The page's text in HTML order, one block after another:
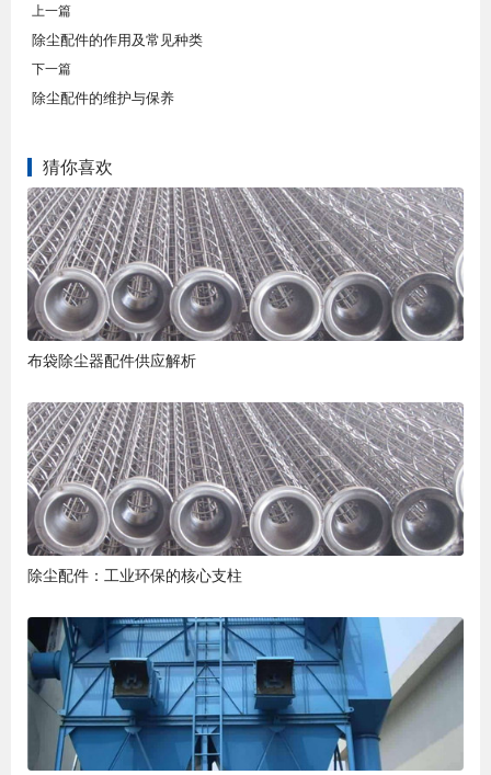
上一篇
除尘配件的作用及常见种类
下一篇
除尘配件的维护与保养
猜你喜欢
布袋除尘器配件供应解析
除尘配件：工业环保的核心支柱